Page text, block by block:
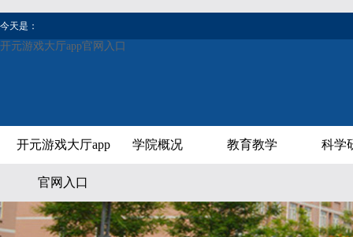
今天是：
开元游戏大厅app官网入口
开元游戏大厅app
官网入口
学院概况 教育教学 科学